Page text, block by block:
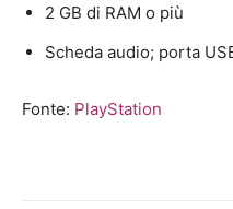
2 GB di RAM o più
Scheda audio; porta
Fonte: PlayStation